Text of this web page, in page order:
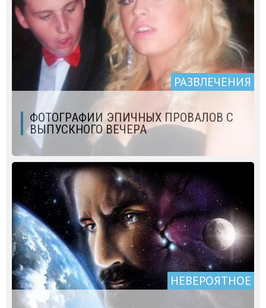
РАЗВЛЕЧЕНИЯ
ФОТОГРАФИИ ЭПИЧНЫХ ПРОВАЛОВ С
ВЫПУСКНОГО ВЕЧЕРА
НЕВЕРОЯТНОЕ